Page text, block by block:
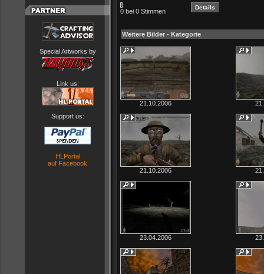
Special Artworks by
Link us:
Support us:
HLPortal
auf Facebook
0 bei 0 Stimmen
Weitere Bilder - Kategorie
21.10.2006
21.10.2006
23.04.2006